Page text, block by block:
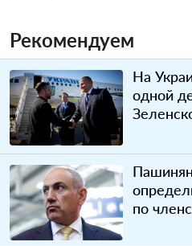
Рекомендуем
На
одной
по